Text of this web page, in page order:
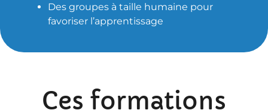
Des groupes à taille humaine pour
favoriser l’apprentissage
Ces formations